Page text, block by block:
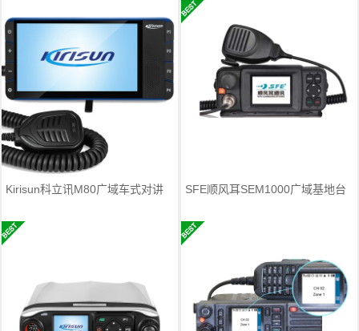
Kirisun科立讯M80广域车式对讲 SFE顺风耳SEM1000广域基地台